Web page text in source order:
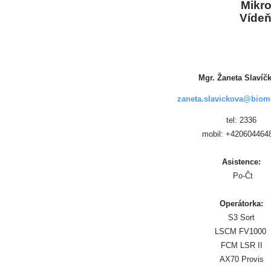
Mgr. Žaneta
tel: 2336
mobil:
Asistence:
Po-Čt
Operátorka:
S3 Sort
LSCM FV1000
FCM LSR II
AX70 Provis